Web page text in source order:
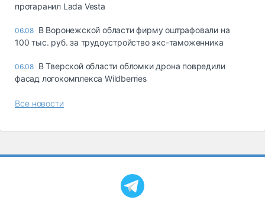
протаранил Lada Vesta
06.08 В Воронежской области фирму оштрафовали на
100 тыс. руб. за трудоустройство экс-таможенника
06.08 В Тверской области обломки дрона повредили
фасад логокомплекса Wildberries
Все новости